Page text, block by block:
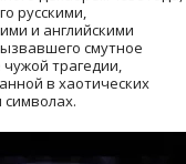
русскими,
и английскими
смутное
трагедии,
в хаотических
символах.